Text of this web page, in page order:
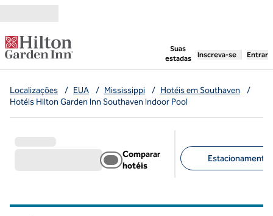
Suas
estadas
, abre uma nova
Inscreva-se Entrar
Localizações / EUA / Mississippi / Hotéis em Southaven
/
Hotéis Hilton Garden Inn Southaven Indoor Pool
Comparar
hotéis
Estacionamento